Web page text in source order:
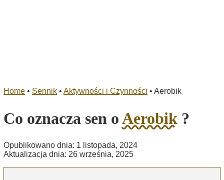
Home • Sennik • Aktywności i Czynności • Aerobik
Co oznacza sen oAerobik ?
Opublikowano dnia: 1 listopada, 2024
Aktualizacja dnia: 26 września, 2025